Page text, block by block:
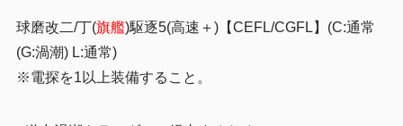
球磨改二/丁(旗艦)駆逐5(高速＋)【CEFL/CGFL】(C:通常
(G:渦潮) L:通常)
※電探を1以上装備すること。